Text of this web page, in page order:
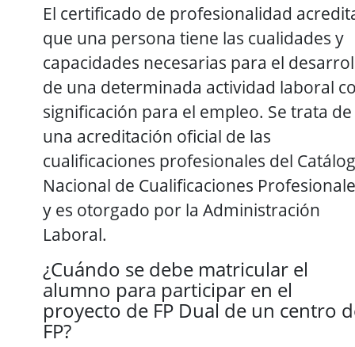
El certificado de profesionalidad
que una persona tiene las cualidades y
capacidades necesarias para el
de una determinada actividad laboral
significación para el empleo. Se trata de
una acreditación oficial de las
cualificaciones profesionales del
Nacional de Cualificaciones
y es otorgado por la Administración
Laboral.
¿Cuándo se debe matricular el
alumno para participar en el
proyecto de FP Dual de un centro
FP?